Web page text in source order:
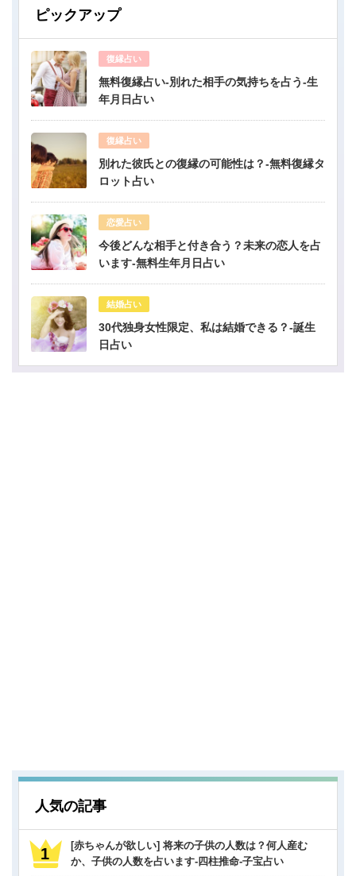
ピックアップ
復縁占い
無料復縁占い-別れた相手の気持ちを占う-生
年月日占い
復縁占い
別れた彼氏との復縁の可能性は？-無料復縁タ
ロット占い
恋愛占い
今後どんな相手と付き合う？未来の恋人を占
います-無料生年月日占い
結婚占い
30代独身女性限定、私は結婚できる？-誕生
日占い
人気の記事
[赤ちゃんが欲しい] 将来の子供の人数は？何人産む
か、子供の人数を占います-四柱推命-子宝占い